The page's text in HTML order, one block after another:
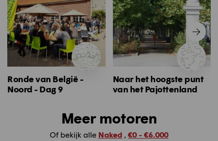
Ronde van België -
Noord - Dag 9
Naar het hoogste punt
van het Pajottenland
Meer motoren
Of bekijk alle Naked , €0 - €6.000